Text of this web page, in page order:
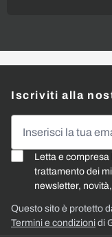
Iscriviti alla
Letta e compresa
trattamento dei
newsletter,
Questo sito è protetto
Termini e condizioni di